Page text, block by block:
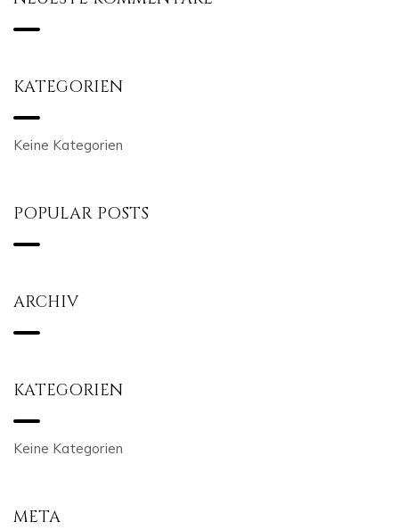
KATEGORIEN
Keine Kategorien
POPULAR POSTS
ARCHIV
KATEGORIEN
Keine Kategorien
META